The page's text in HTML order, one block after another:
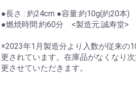
●長さ : 約24cm ●容量:約10g(約20本)
●燃焼時間:約60分 <製造元:誠寿堂>
※2023年1月製造分より入数が従来の
更されています。在庫品がなくなり
更させていただきます。